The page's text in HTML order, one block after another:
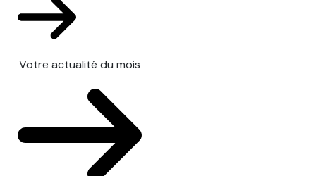
Votre actualité du mois